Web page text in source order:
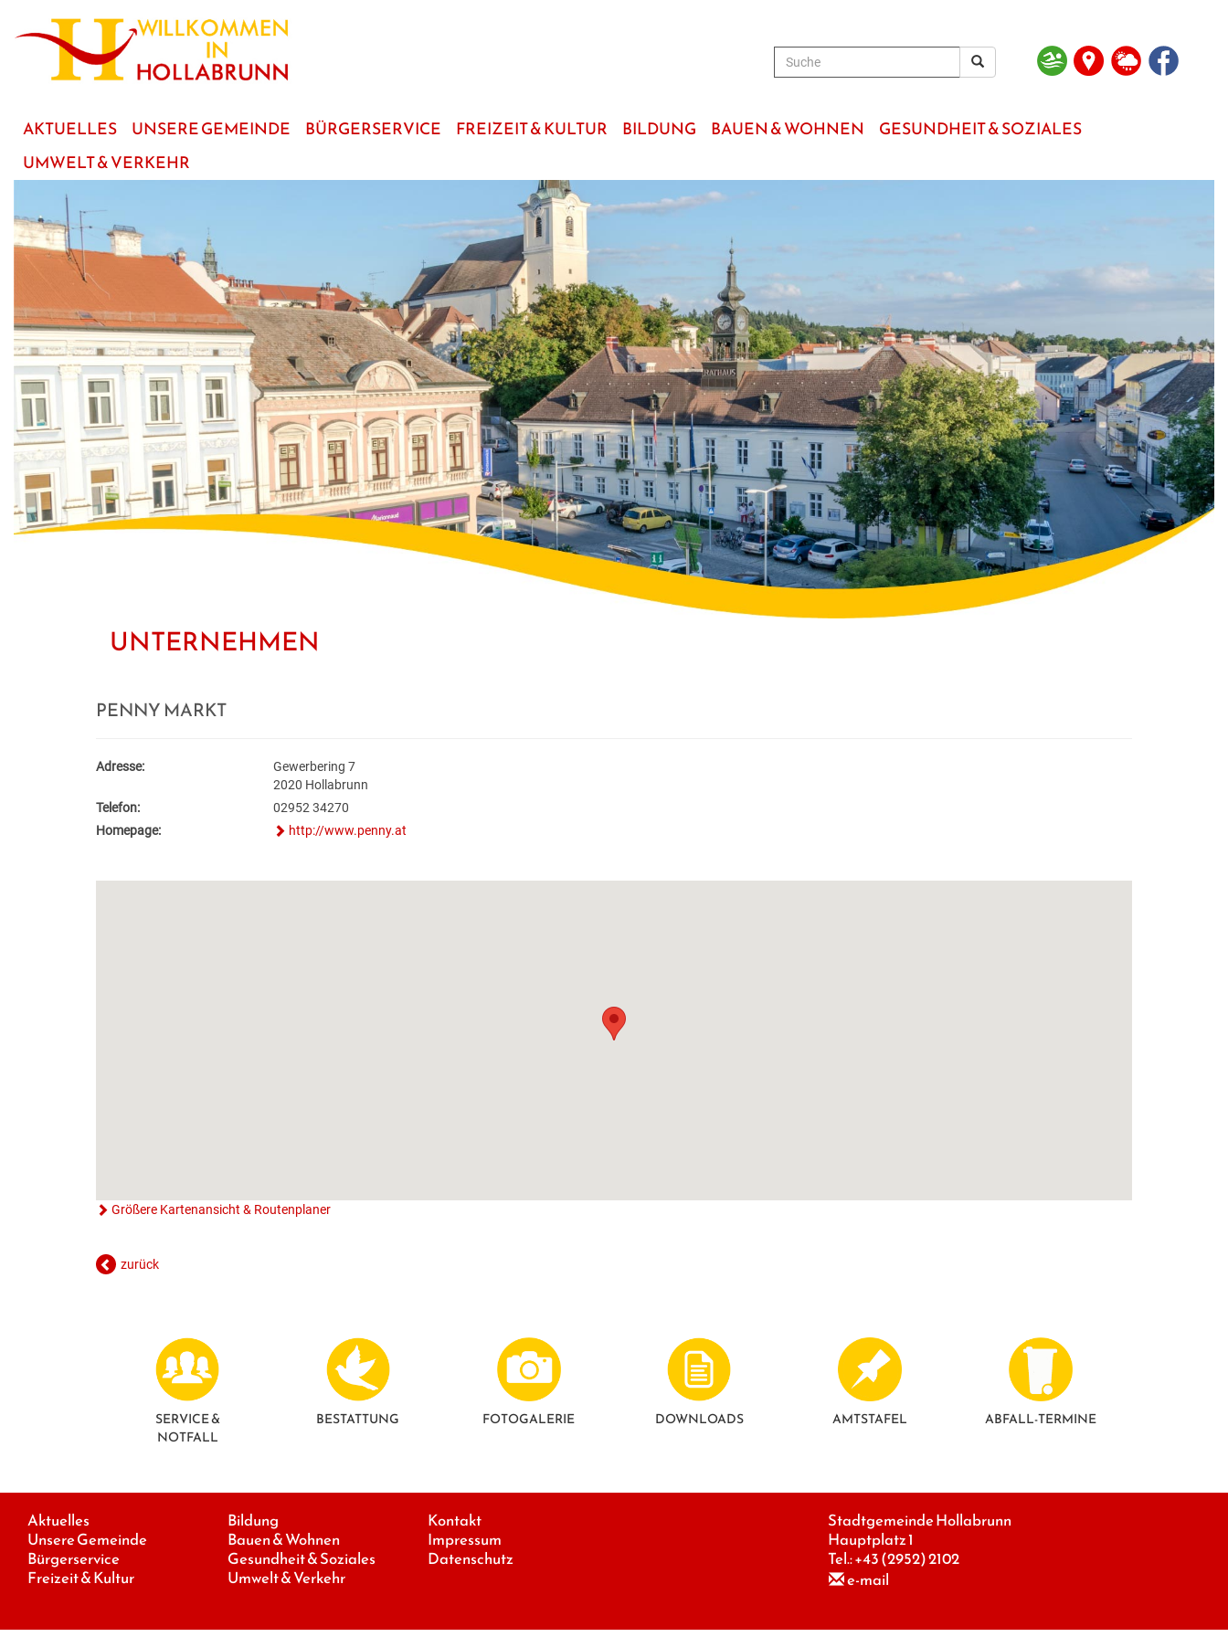
Hauptinhalt
AKTUELLES UNSERE GEMEINDE BÜRGERSERVICE FREIZEIT & KULTUR BILDUNG BAUEN & WOHNEN
GESUNDHEIT & SOZIALES
UMWELT & VERKEHR
UNTERNEHMEN
PENNY MARKT
Adresse:
Gewerbering 7
2020 Hollabrunn
Telefon:
02952 34270
Homepage:
http://www.penny.at
Größere Kartenansicht & Routenplaner
zurück
SERVICE &
NOTFALL
BESTATTUNG FOTO­GALERIE DOWNLOADS AMTSTAFEL ABFALL-TERMINE
Aktuelles
Unsere Gemeinde
Bürgerservice
Freizeit & Kultur
Bildung
Bauen & Wohnen
Gesundheit & Soziales
Umwelt & Verkehr
Kontakt
Impressum
Datenschutz
Stadtgemeinde Hollabrunn
Hauptplatz 1
Tel.:+43 (2952) 2102
e-mail